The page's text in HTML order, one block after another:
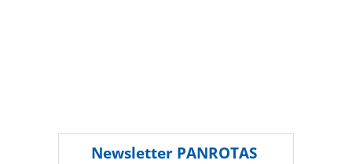
Newsletter PANROTAS